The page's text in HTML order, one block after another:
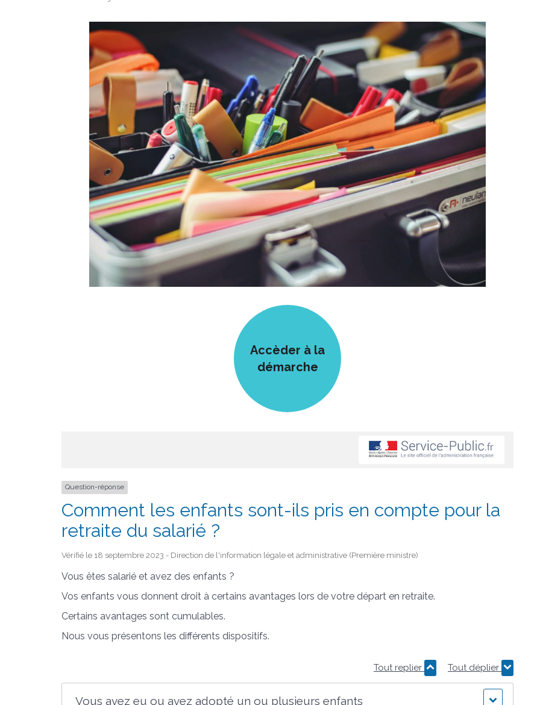
Accèder à la
démarche
Question-réponse
Comment les enfants sont-ils pris en compte pour la
retraite du salarié ?
Vérifié le 18 septembre 2023 - Direction de l'information légale et administrative (Première ministre)
Vous êtes salarié et avez des enfants ?
Vos enfants vous donnent droit à certains avantages lors de votre départ en retraite.
Certains avantages sont cumulables.
Nous vous présentons les différents dispositifs.
Tout replier Tout déplier
Vous avez eu ou avez adopté un ou plusieurs enfants